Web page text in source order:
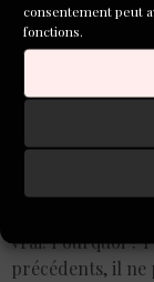
consentement peut
fonctions.
Frédéric
a beaucoup
vrai. Pourquoi ?
précédents, il ne